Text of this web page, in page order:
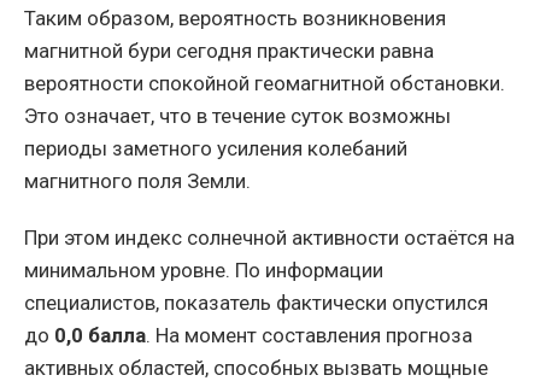
Таким образом, вероятность возникновения
магнитной бури сегодня практически равна
вероятности спокойной геомагнитной обстановки.
Это означает, что в течение суток возможны
периоды заметного усиления колебаний
магнитного поля Земли.
При этом индекс солнечной активности остаётся на
минимальном уровне. По информации
специалистов, показатель фактически опустился
до 0,0 балла. На момент составления прогноза
активных областей, способных вызвать мощные